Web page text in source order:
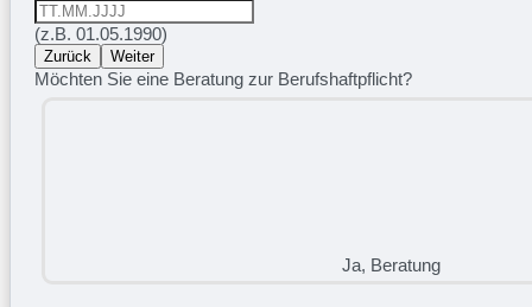
(z.B. 01.05.1990)
Zurück Weiter
Möchten Sie eine Beratung zur Berufshaftpflicht?
Ja, Beratung